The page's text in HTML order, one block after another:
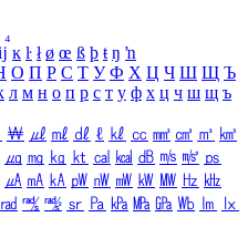
₄
ĸ ŀ ł ø œ ß þ ŧ ŋ ŉ
О П Р С Т У Ф Х Ц Ч Ш Щ Ъ
л м н о п р с т у ф х ц ч ш щ ъ
￦ ㎕ ㎖ ㎗ ℓ ㎘ ㏄ ㎣ ㎤ ㎥ ㎦
㎍ ㎎ ㎏ ㏏ ㎈ ㎉ ㏈ ㎧ ㎨ ㎰
㎂ ㎃ ㎄ ㎺ ㎻ ㎽ ㎾ ㎿ ㎐ ㎑
㎭ ㎮ ㎯ ㏛ ㎩ ㎪ ㎫ ㎬ ㏝ ㏐
㏓